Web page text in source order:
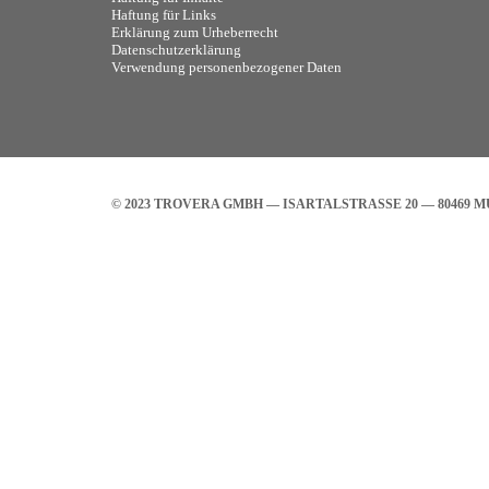
Haftung für Links
Erklärung zum Urheberrecht
Datenschutzerklärung
Verwendung personenbezogener Daten
© 2023 TROVERA GMBH — ISARTALSTRASSE 20 — 80469